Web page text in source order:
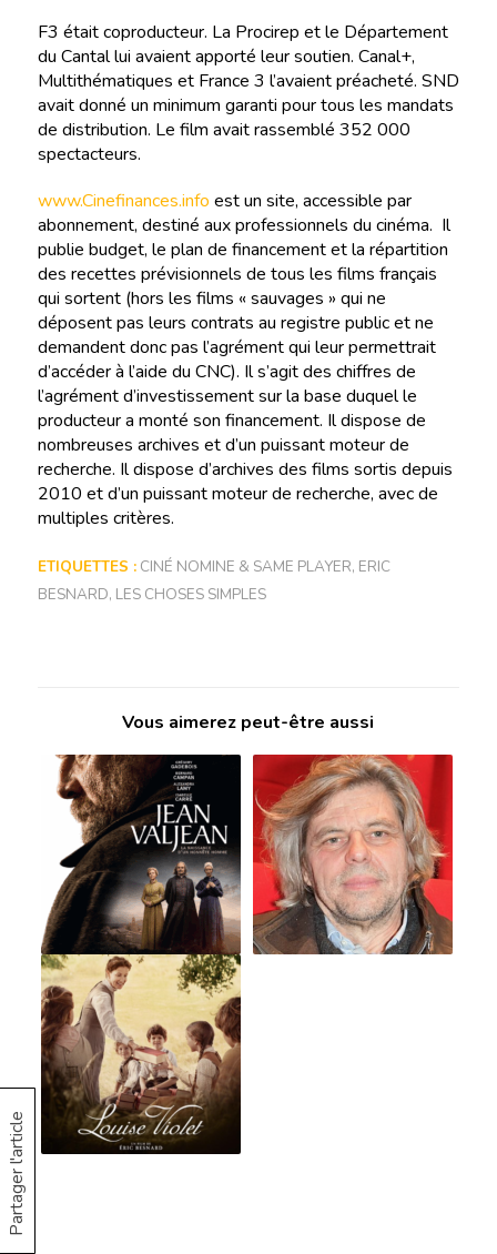
Partager l'article
F3 était coproducteur. La Procirep et le Département
du Cantal lui avaient apporté leur soutien. Canal+,
Multithématiques et France 3 l’avaient préacheté. SND
avait donné un minimum garanti pour tous les mandats
de distribution. Le film avait rassemblé 352 000
spectacteurs.
www.Cinefinances.info est un site, accessible par
abonnement, destiné aux professionnels du cinéma. Il
publie budget, le plan de financement et la répartition
des recettes prévisionnels de tous les films français
qui sortent (hors les films « sauvages » qui ne
déposent pas leurs contrats au registre public et ne
demandent donc pas l’agrément qui leur permettrait
d’accéder à l’aide du CNC). Il s’agit des chiffres de
l’agrément d’investissement sur la base duquel le
producteur a monté son financement. Il dispose de
nombreuses archives et d’un puissant moteur de
recherche. Il dispose d’archives des films sortis depuis
2010 et d’un puissant moteur de recherche, avec de
multiples critères.
ETIQUETTES : CINÉ NOMINE & SAME PLAYER, ERIC
BESNARD, LES CHOSES SIMPLES
Vous aimerez peut-être aussi